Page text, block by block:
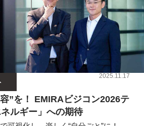
2025.11.17
”を！ EMIRAビジコン2026テ
ルギー」への期待